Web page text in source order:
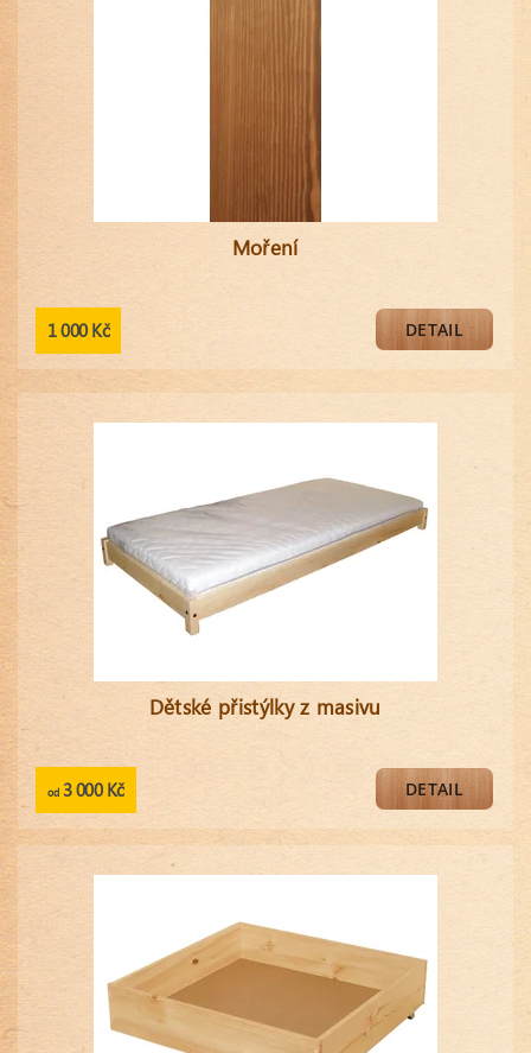
Moření
1 000 Kč DETAIL
Dětské přistýlky z masivu
od3 000 Kč DETAIL